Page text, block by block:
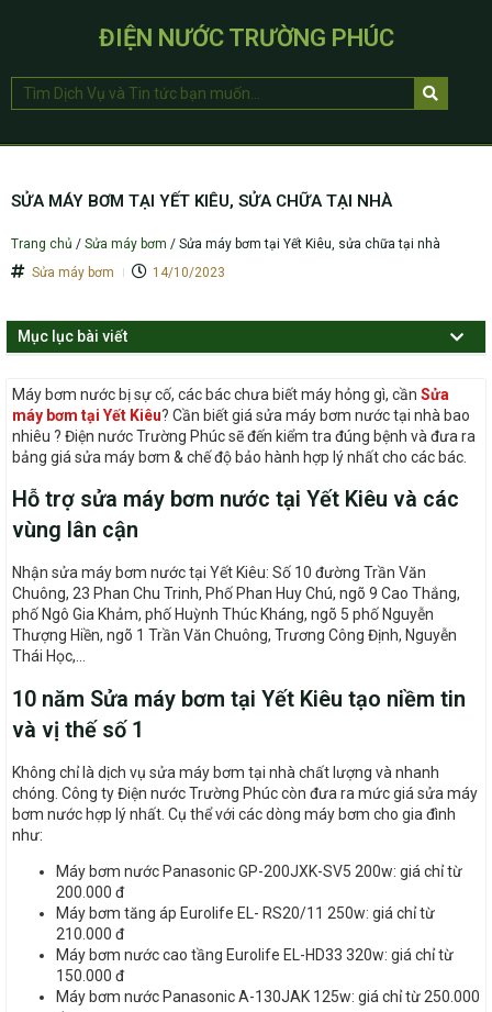
ĐIỆN NƯỚC TRƯỜNG PHÚC
SỬA MÁY BƠM TẠI YẾT KIÊU, SỬA CHỮA TẠI NHÀ
Trang chủ / Sửa máy bơm / Sửa máy bơm tại Yết Kiêu, sửa chữa tại nhà
Sửa máy bơm
14/10/2023
Mục lục bài viết
Máy bơm nước bị sự cố, các bác chưa biết máy hỏng gì, cần Sửa
máy bơm tại Yết Kiêu? Cần biết giá sửa máy bơm nước tại nhà bao
nhiêu ? Điện nước Trường Phúc sẽ đến kiểm tra đúng bệnh và đưa ra
bảng giá sửa máy bơm & chế độ bảo hành hợp lý nhất cho các bác.
Hỗ trợ sửa máy bơm nước tại Yết Kiêu và các
vùng lân cận
Nhận sửa máy bơm nước tại Yết Kiêu: Số 10 đường Trần Văn
Chuông, 23 Phan Chu Trinh, Phố Phan Huy Chú, ngõ 9 Cao Thắng,
phố Ngô Gia Khảm, phố Huỳnh Thúc Kháng, ngõ 5 phố Nguyễn
Thượng Hiền, ngõ 1 Trần Văn Chuông, Trương Công Định, Nguyễn
Thái Học,…
10 năm Sửa máy bơm tại Yết Kiêu tạo niềm tin
và vị thế số 1
Không chỉ là dịch vụ sửa máy bơm tại nhà chất lượng và nhanh
chóng. Công ty Điện nước Trường Phúc còn đưa ra mức giá sửa máy
bơm nước hợp lý nhất. Cụ thể với các dòng máy bơm cho gia đình
như:
Máy bơm nước Panasonic GP-200JXK-SV5 200w: giá chỉ từ
200.000 đ
Máy bơm tăng áp Eurolife EL- RS20/11 250w: giá chỉ từ
210.000 đ
Máy bơm nước cao tầng Eurolife EL-HD33 320w: giá chỉ từ
150.000 đ
Máy bơm nước Panasonic A-130JAK 125w: giá chỉ từ 250.000